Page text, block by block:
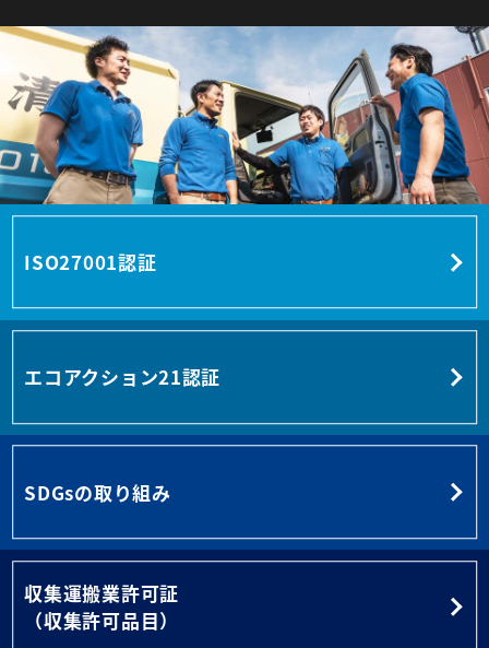
ISO27001認証
エコアクション21認証
SDGsの取り組み
収集運搬業許可証
（収集許可品目）